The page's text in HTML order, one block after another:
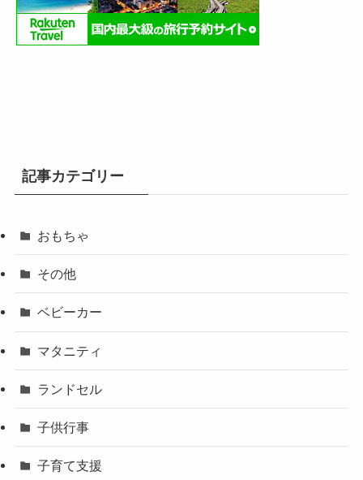
記事カテゴリー
おもちゃ
その他
ベビーカー
マタニティ
ランドセル
子供行事
子育て支援